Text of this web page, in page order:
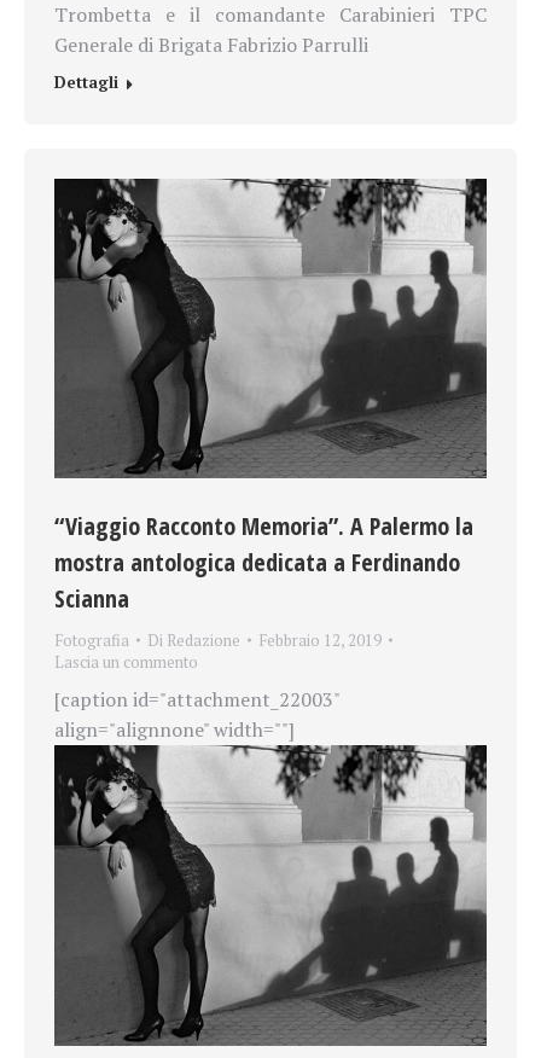
Trombetta e il comandante Carabinieri TPC
Generale di Brigata Fabrizio Parrulli
Dettagli
“Viaggio Racconto Memoria”. A Palermo la
mostra antologica dedicata a Ferdinando
Scianna
Fotografia Di Redazione
Febbraio 12, 2019
Lascia un commento
[caption id="attachment_22003"
align="alignnone" width=""]